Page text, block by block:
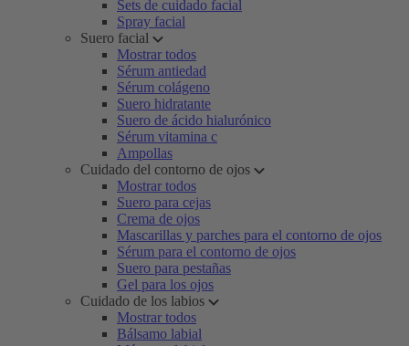
Sets de cuidado facial
Spray facial
Suero facial
Mostrar todos
Sérum antiedad
Sérum colágeno
Suero hidratante
Suero de ácido hialurónico
Sérum vitamina c
Ampollas
Cuidado del contorno de ojos
Mostrar todos
Suero para cejas
Crema de ojos
Mascarillas y parches para el contorno de ojos
Sérum para el contorno de ojos
Suero para pestañas
Gel para los ojos
Cuidado de los labios
Mostrar todos
Bálsamo labial